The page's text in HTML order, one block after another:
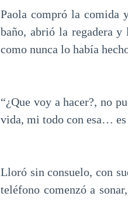
Paola compró la comida
baño, abrió la regadera
como nunca lo había
“¿Que voy a hacer?, no
vida, mi todo con esa…
Lloró sin consuelo, con
teléfono comenzó a